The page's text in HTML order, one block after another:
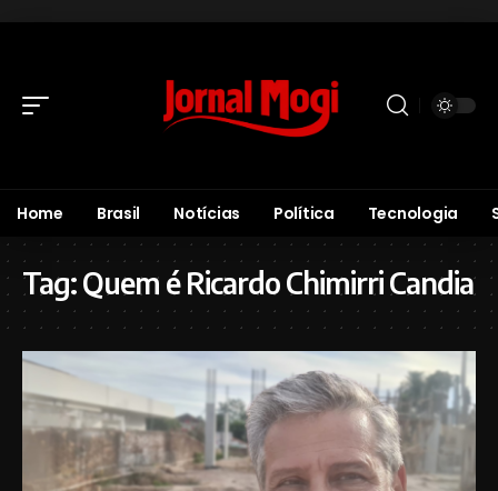
Home Brasil Notícias Política Tecnologia
Tag:Quem é Ricardo Chimirri Candia